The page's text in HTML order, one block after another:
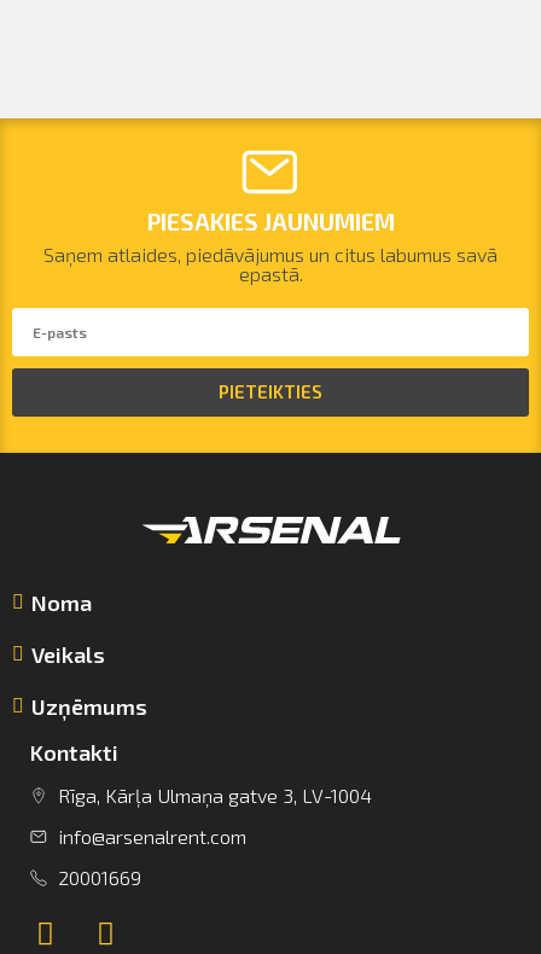
PIESAKIES JAUNUMIEM
Saņem atlaides, piedāvājumus un citus labumus savā
epastā.
PIETEIKTIES
Noma
Veikals
Uzņēmums
Kontakti
Rīga, Kārļa Ulmaņa gatve 3, LV-1004
info@arsenalrent.com
20001669